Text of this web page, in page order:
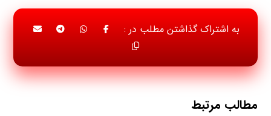
مطالب مرتبط